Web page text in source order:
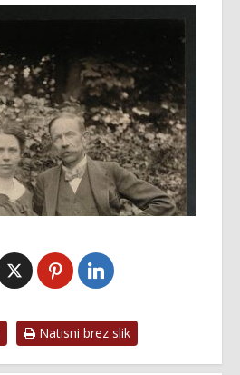
Natisni brez slik